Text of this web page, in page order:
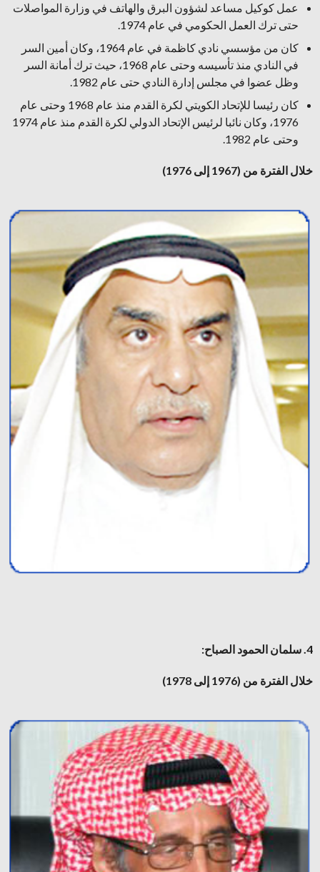
عمل كوكيل مساعد لشؤون البرق والهاتف في وزارة المواصلات
حتى ترك العمل الحكومي في عام 1974.
كان من مؤسسي نادي كاظمة في عام 1964، وكان أمين السر
في النادي منذ تأسيسه وحتى عام 1968، حيث ترك أمانة السر
وظل عضوا في مجلس إدارة النادي حتى عام 1982.
كان رئيسا للإتحاد الكويتي لكرة القدم منذ عام 1968 وحتى عام
1976، وكان نائبا لرئيس الإتحاد الدولي لكرة القدم منذ عام 1974
وحتى عام 1982.
خلال الفترة من (1967 إلى 1976)
4. سلمان الحمود الصباح:
خلال الفترة من (1976 إلى 1978)